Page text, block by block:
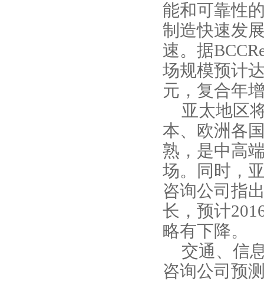
能和可靠性
制造快速发
速。据
场规模预计
元，复合年
亚太地区
本、欧洲各
熟，是中高
场。同时，
咨询公司指
长，预计
略有下降。
交通、信
咨询公司预